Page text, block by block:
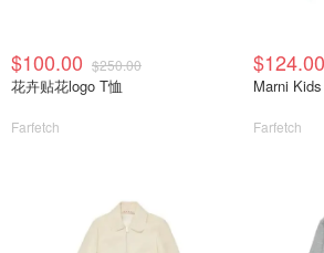
$100.00 $250.00
花卉贴花logo T恤
Farfetch
$124.00
Marni
Farfetch